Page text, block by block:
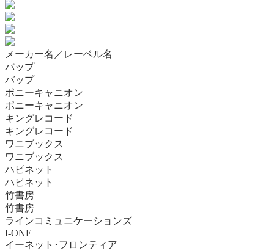
メーカー名／レーベル名
バップ
バップ
ポニーキャニオン
ポニーキャニオン
キングレコード
キングレコード
ワニブックス
ワニブックス
ハピネット
ハピネット
竹書房
竹書房
ラインコミュニケーションズ
I-ONE
イーネット･フロンティア